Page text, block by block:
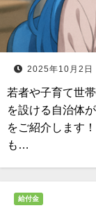
2025年10月2日
若者や子育て世
を設ける自治体
をご紹介します
も…
給付金